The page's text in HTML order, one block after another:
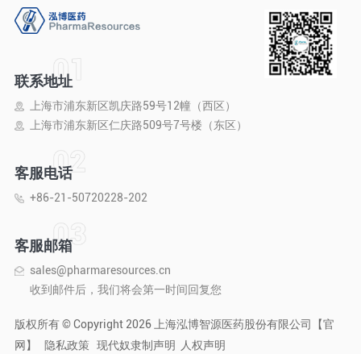
联系地址
上海市浦东新区凯庆路59号12幢（西区）
上海市浦东新区仁庆路509号7号楼（东区）
客服电话
+86-21-50720228-202
客服邮箱
sales@pharmaresources.cn
收到邮件后，我们将会第一时间回复您
版权所有 © Copyright 2026 上海泓博智源医药股份有限公司【官
网】
隐私政策 现代奴隶制声明 人权声明